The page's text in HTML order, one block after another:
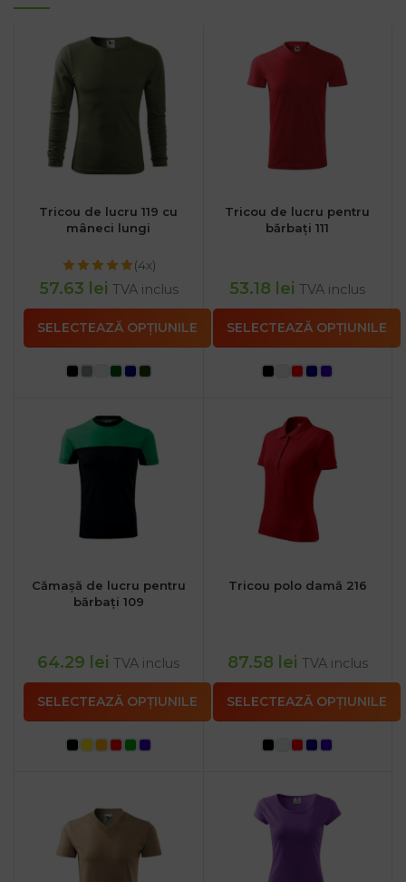
Tricou de lucru 119 cu
mâneci lungi
(4x)
57.63 lei TVA inclus
SELECTEAZĂ OPȚIUNILE
Tricou de lucru pentru
bărbați 111
53.18 lei TVA inclus
SELECTEAZĂ OPȚIUNILE
Cămașă de lucru pentru
bărbați 109
64.29 lei TVA inclus
SELECTEAZĂ OPȚIUNILE
Tricou polo damă 216
87.58 lei TVA inclus
SELECTEAZĂ OPȚIUNILE